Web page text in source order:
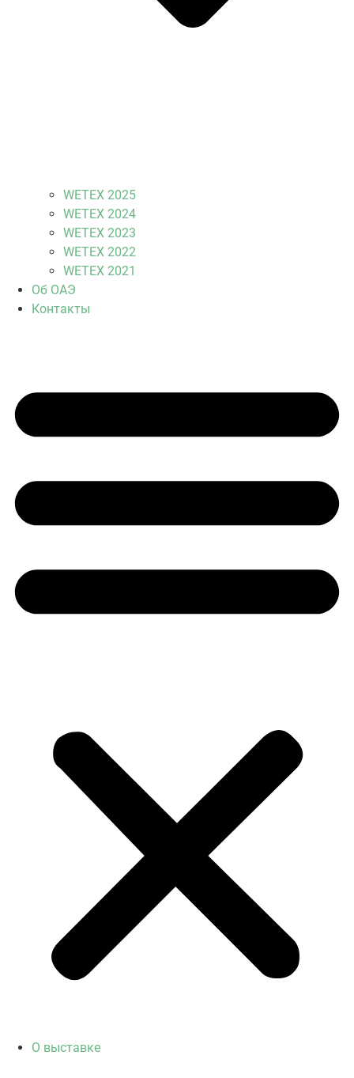
WETEX 2025
WETEX 2024
WETEX 2023
WETEX 2022
WETEX 2021
Об ОАЭ
Контакты
О выставке